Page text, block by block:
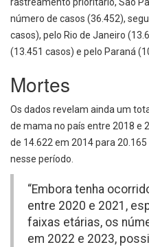
número de casos (36.452),
casos), pelo Rio de Janeiro
(13.451 casos) e pelo Paraná
Mortes
Os dados revelam ainda um
de mama no país entre 2018 e
de 14.622 em 2014 para
nesse período.
“Embora tenha
entre 2020 e 2021,
faixas etárias, os
em 2022 e 2023,